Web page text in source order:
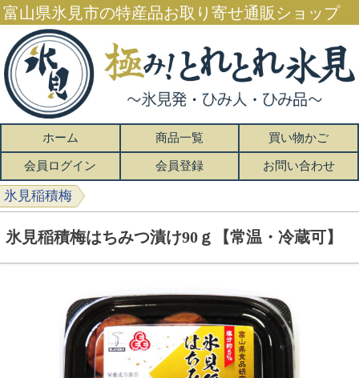
富山県氷見市の特産品お取り寄せ通販ショップ
ホーム 商品一覧 買い物かご
会員ログイン 会員登録 お問い合わせ
氷見稲積梅
氷見稲積梅はちみつ漬け90ｇ【常温・冷蔵可】